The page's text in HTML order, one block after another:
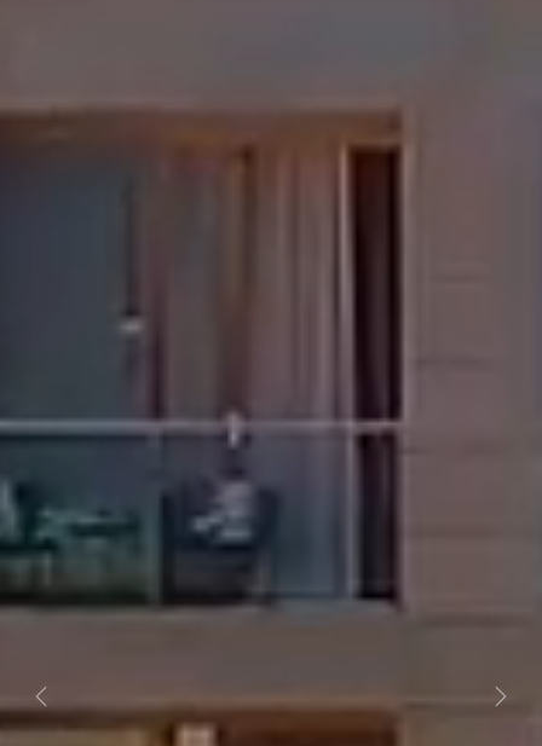
Previous Next